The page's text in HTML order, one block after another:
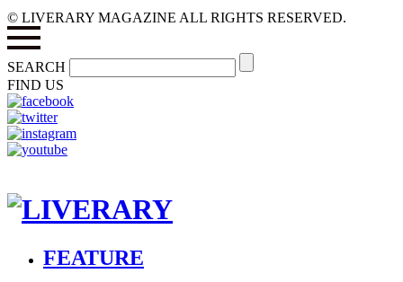
© LIVERARY MAGAZINE ALL RIGHTS RESERVED.
SEARCH
FIND US
FEATURE